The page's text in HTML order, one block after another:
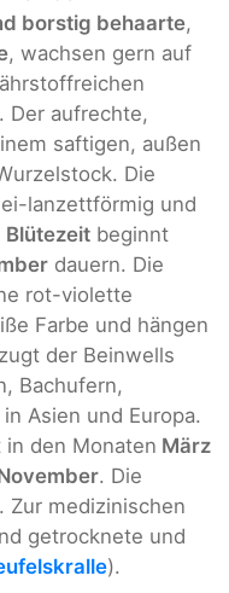
borstig behaarte,
, wachsen gern auf
Der aufrechte,
saftigen, außen
Die
lanzettförmig und
Blütezeit beginnt
dauern. Die
rot-violette
Farbe und hängen
der Beinwells
Bachufern,
Asien und Europa.
in den Monaten März
. Die
. Zur medizinischen
getrocknete und
).